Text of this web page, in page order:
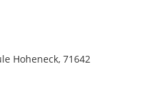
Hoheneck, 71642